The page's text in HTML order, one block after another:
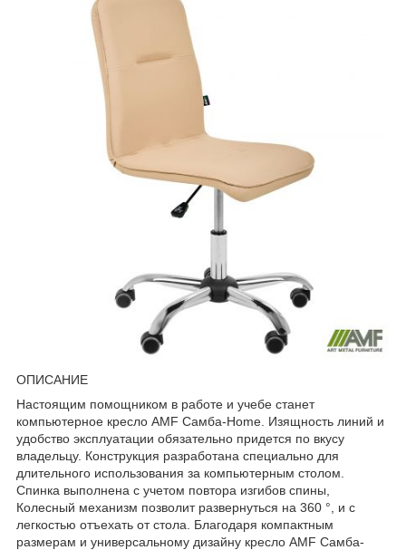
ОПИСАНИЕ
Настоящим помощником в работе и учебе станет
компьютерное кресло AMF Самба-Home. Изящность линий и
удобство эксплуатации обязательно придется по вкусу
владельцу. Конструкция разработана специально для
длительного использования за компьютерным столом.
Спинка выполнена с учетом повтора изгибов спины,
Колесный механизм позволит развернуться на 360 °, и с
легкостью отъехать от стола. Благодаря компактным
размерам и универсальному дизайну кресло AMF Самба-